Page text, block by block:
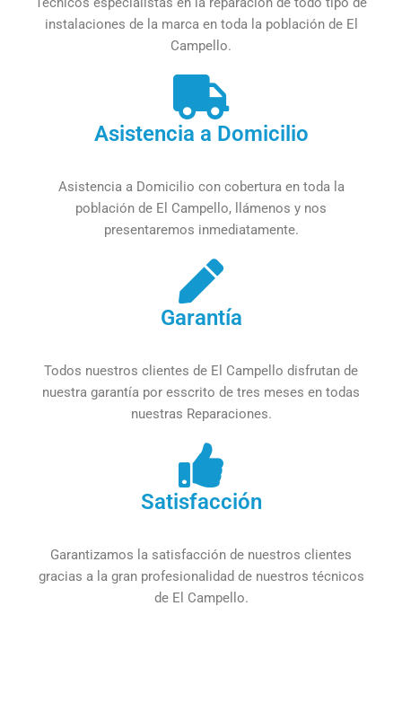
instalaciones de la marca en toda la población de El
Campello.
Asistencia a Domicilio
Asistencia a Domicilio con cobertura en toda la
población de El Campello, llámenos y nos
presentaremos inmediatamente.
Garantía
Todos nuestros clientes de El Campello disfrutan de
nuestra garantía por esscrito de tres meses en todas
nuestras Reparaciones.
Satisfacción
Garantizamos la satisfacción de nuestros clientes
gracias a la gran profesionalidad de nuestros técnicos
de El Campello.